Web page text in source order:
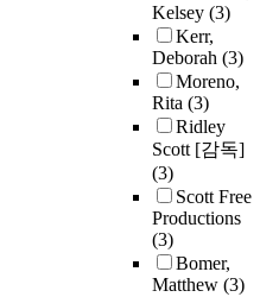
Kelsey (3)
Kerr,
Deborah (3)
Moreno,
Rita (3)
Ridley
Scott [감독]
(3)
Scott Free
Productions
(3)
Bomer,
Matthew (3)